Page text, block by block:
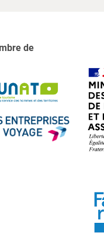
de